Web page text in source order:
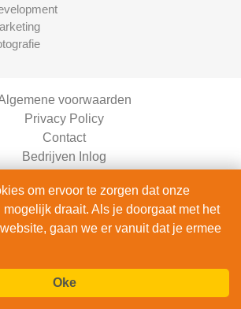
voorwaarden
Privacy Policy
Contact
Bedrijven Inlog
Auto's is onderdeel van
| KVK 98265768
om ervoor te zorgen dat onze
draait. Als je doorgaat met het
gaan we er vanuit dat je ermee
Oke